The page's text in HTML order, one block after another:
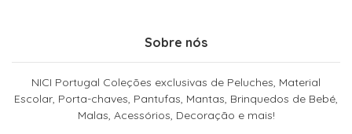
Sobre nós
NICI Portugal Coleções exclusivas de Peluches, Material
Escolar, Porta-chaves, Pantufas, Mantas, Brinquedos de Bebé,
Malas, Acessórios, Decoração e mais!